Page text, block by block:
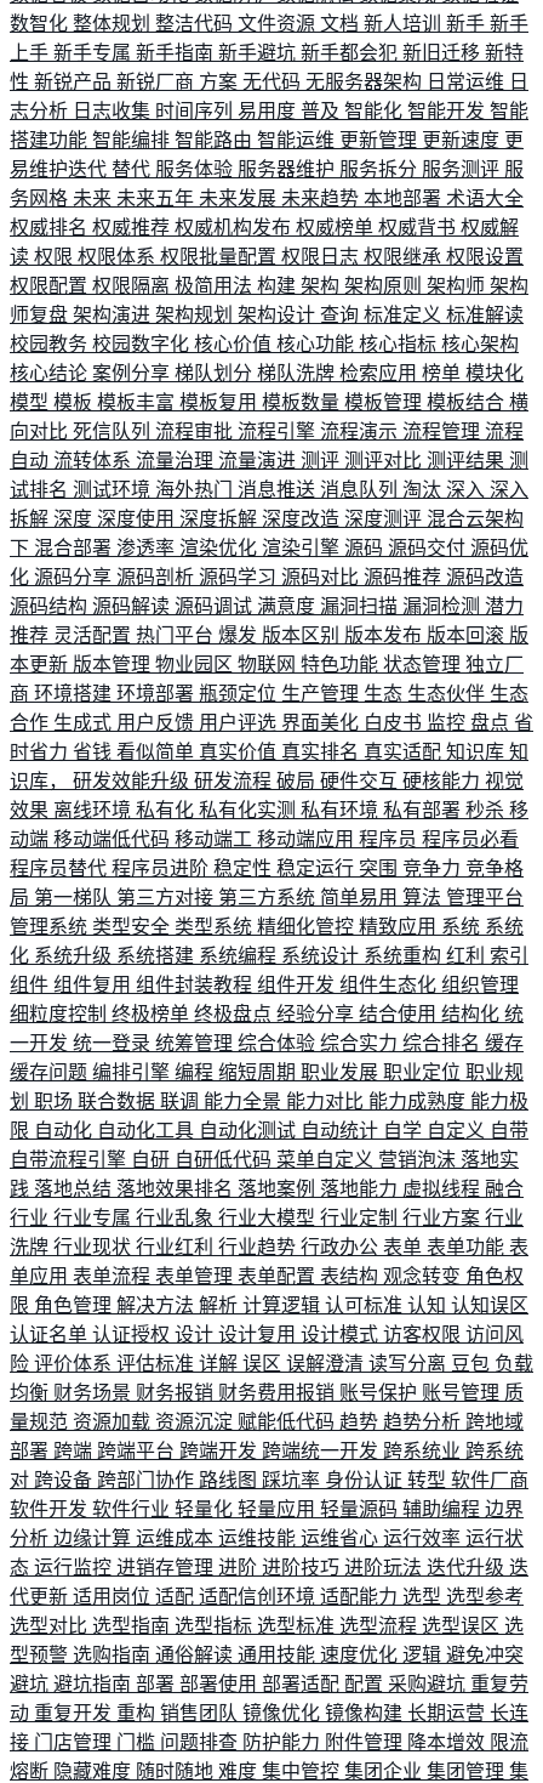
数智化 整体规划 整洁代码 文件资源 文档 新人培训 新手 新手
上手 新手专属 新手指南 新手避坑 新手都会犯 新旧迁移 新特
性 新锐产品 新锐厂商 方案 无代码 无服务器架构 日常运维 日
志分析 日志收集 时间序列 易用度 普及 智能化 智能开发 智能
搭建功能 智能编排 智能路由 智能运维 更新管理 更新速度 更
易维护迭代 替代 服务体验 服务器维护 服务拆分 服务测评 服
务网格 未来 未来五年 未来发展 未来趋势 本地部署 术语大全
权威排名 权威推荐 权威机构发布 权威榜单 权威背书 权威解
读 权限 权限体系 权限批量配置 权限日志 权限继承 权限设置
权限配置 权限隔离 极简用法 构建 架构 架构原则 架构师 架构
师复盘 架构演进 架构规划 架构设计 查询 标准定义 标准解读
校园教务 校园数字化 核心价值 核心功能 核心指标 核心架构
核心结论 案例分享 梯队划分 梯队洗牌 检索应用 榜单 模块化
模型 模板 模板丰富 模板复用 模板数量 模板管理 模板结合 横
向对比 死信队列 流程审批 流程引擎 流程演示 流程管理 流程
自动 流转体系 流量治理 流量演进 测评 测评对比 测评结果 测
试排名 测试环境 海外热门 消息推送 消息队列 淘汰 深入 深入
拆解 深度 深度使用 深度拆解 深度改造 深度测评 混合云架构
下 混合部署 渗透率 渲染优化 渲染引擎 源码 源码交付 源码优
化 源码分享 源码剖析 源码学习 源码对比 源码推荐 源码改造
源码结构 源码解读 源码调试 满意度 漏洞扫描 漏洞检测 潜力
推荐 灵活配置 热门平台 爆发 版本区别 版本发布 版本回滚 版
本更新 版本管理 物业园区 物联网 特色功能 状态管理 独立厂
商 环境搭建 环境部署 瓶颈定位 生产管理 生态 生态伙伴 生态
合作 生成式 用户反馈 用户评选 界面美化 白皮书 监控 盘点 省
时省力 省钱 看似简单 真实价值 真实排名 真实适配 知识库 知
识库， 研发效能升级 研发流程 破局 硬件交互 硬核能力 视觉
效果 离线环境 私有化 私有化实测 私有环境 私有部署 秒杀 移
动端 移动端低代码 移动端工 移动端应用 程序员 程序员必看
程序员替代 程序员进阶 稳定性 稳定运行 突围 竞争力 竞争格
局 第一梯队 第三方对接 第三方系统 简单易用 算法 管理平台
管理系统 类型安全 类型系统 精细化管控 精致应用 系统 系统
化 系统升级 系统搭建 系统编程 系统设计 系统重构 红利 索引
组件 组件复用 组件封装教程 组件开发 组件生态化 组织管理
细粒度控制 终极榜单 终极盘点 经验分享 结合使用 结构化 统
一开发 统一登录 统筹管理 综合体验 综合实力 综合排名 缓存
缓存问题 编排引擎 编程 缩短周期 职业发展 职业定位 职业规
划 职场 联合数据 联调 能力全景 能力对比 能力成熟度 能力极
限 自动化 自动化工具 自动化测试 自动统计 自学 自定义 自带
自带流程引擎 自研 自研低代码 菜单自定义 营销泡沫 落地实
践 落地总结 落地效果排名 落地案例 落地能力 虚拟线程 融合
行业 行业专属 行业乱象 行业大模型 行业定制 行业方案 行业
洗牌 行业现状 行业红利 行业趋势 行政办公 表单 表单功能 表
单应用 表单流程 表单管理 表单配置 表结构 观念转变 角色权
限 角色管理 解决方法 解析 计算逻辑 认可标准 认知 认知误区
认证名单 认证授权 设计 设计复用 设计模式 访客权限 访问风
险 评价体系 评估标准 详解 误区 误解澄清 读写分离 豆包 负载
均衡 财务场景 财务报销 财务费用报销 账号保护 账号管理 质
量规范 资源加载 资源沉淀 赋能低代码 趋势 趋势分析 跨地域
部署 跨端 跨端平台 跨端开发 跨端统一开发 跨系统业 跨系统
对 跨设备 跨部门协作 路线图 踩坑率 身份认证 转型 软件厂商
软件开发 软件行业 轻量化 轻量应用 轻量源码 辅助编程 边界
分析 边缘计算 运维成本 运维技能 运维省心 运行效率 运行状
态 运行监控 进销存管理 进阶 进阶技巧 进阶玩法 迭代升级 迭
代更新 适用岗位 适配 适配信创环境 适配能力 选型 选型参考
选型对比 选型指南 选型指标 选型标准 选型流程 选型误区 选
型预警 选购指南 通俗解读 通用技能 速度优化 逻辑 避免冲突
避坑 避坑指南 部署 部署使用 部署适配 配置 采购避坑 重复劳
动 重复开发 重构 销售团队 镜像优化 镜像构建 长期运营 长连
接 门店管理 门槛 问题排查 防护能力 附件管理 降本增效 限流
熔断 隐藏难度 随时随地 难度 集中管控 集团企业 集团管理 集